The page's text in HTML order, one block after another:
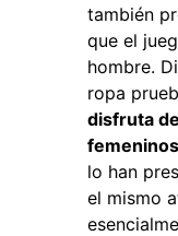
también
que el
hombre.
ropa
disfruta
femeninos
lo han
el mismo